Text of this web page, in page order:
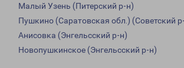
Малый Узень (Питерский р-н)
Пушкино (Саратовская обл.) (Советский
Анисовка (Энгельсский р-н)
Новопушкинское (Энгельсский р-н)